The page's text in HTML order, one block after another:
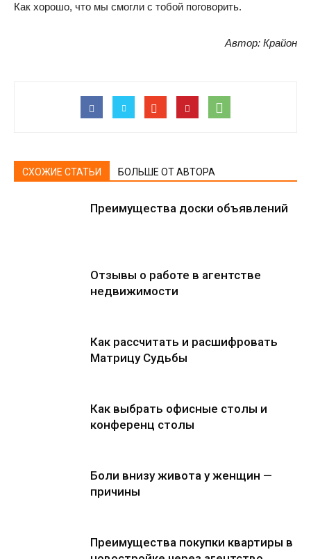
Как хорошо, что мы смогли с тобой поговорить.
Автор: Крайон
СХОЖИЕ СТАТЬИ БОЛЬШЕ ОТ АВТОРА
Преимущества доски объявлений
Отзывы о работе в агентстве
недвижимости
Как рассчитать и расшифровать
Матрицу Судьбы
Как выбрать офисные столы и
конференц столы
Боли внизу живота у женщин —
причины
Преимущества покупки квартиры в